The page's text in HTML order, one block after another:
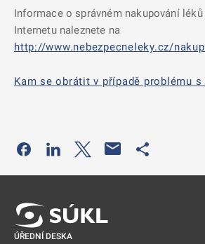
Informace o správném nakupování
Internetu naleznete na
http://www.nebezpecneleky.cz/
Kam se obrátit v případě problému
Odkaz se otevře na nové kartě
Odkaz se otevře na nové
Odkaz se otevře na
ÚŘEDNÍ DESKA